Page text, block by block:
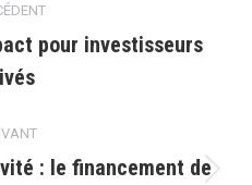
Article
précédent
pour investisseurs
: le financement de